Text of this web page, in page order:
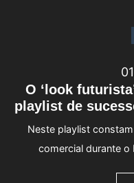
O ‘look
playlist de
Neste playlist
comercial durante